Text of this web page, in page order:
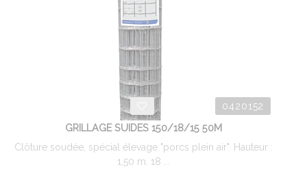
0420152
GRILLAGE SUIDES 150/18/15 50M
Clôture soudée, spécial élevage "porcs plein air". Hauteur :
1,50 m. 18 ...